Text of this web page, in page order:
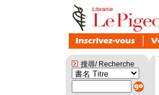
搜尋/ Recherche